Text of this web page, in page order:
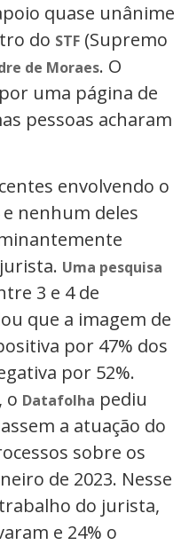
quase unânime
do STF (Supremo
de Moraes. O
uma página de
pessoas acharam
envolvendo o
nenhum deles
Uma pesquisa
3 e 4 de
que a imagem de
por 47% dos
por 52%.
o Datafolha pediu
a atuação do
sobre os
de 2023. Nesse
do jurista,
e 24% o